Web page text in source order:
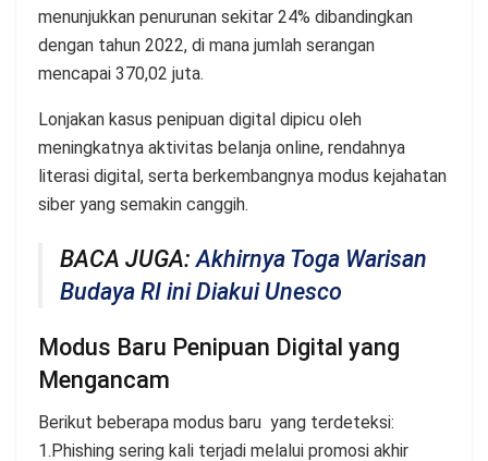
menunjukkan penurunan sekitar 24% dibandingkan
dengan tahun 2022, di mana jumlah serangan
mencapai 370,02 juta.
Lonjakan kasus penipuan digital dipicu oleh
meningkatnya aktivitas belanja online, rendahnya
literasi digital, serta berkembangnya modus kejahatan
siber yang semakin canggih.
BACA JUGA:Akhirnya Toga Warisan
Budaya RI ini Diakui Unesco
Modus Baru Penipuan Digital yang
Mengancam
Berikut beberapa modus baru yang terdeteksi:
1.Phishing sering kali terjadi melalui promosi akhir